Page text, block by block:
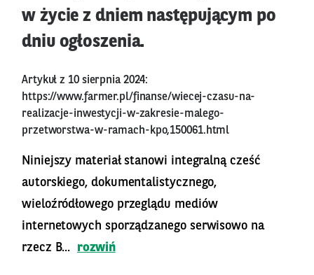
w życie z dniem następującym po
dniu ogłoszenia.
Artykuł z 10 sierpnia 2024:
https://www.farmer.pl/finanse/wiecej-czasu-na-
realizacje-inwestycji-w-zakresie-malego-
przetworstwa-w-ramach-kpo,150061.html
Niniejszy materiał stanowi integralną cześć
autorskiego, dokumentalistycznego,
wieloźródłowego przeglądu mediów
internetowych sporządzanego serwisowo na
rzecz B...
rozwiń